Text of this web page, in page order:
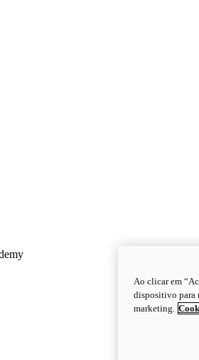
Ao clicar em
dispositivo para
marketing.